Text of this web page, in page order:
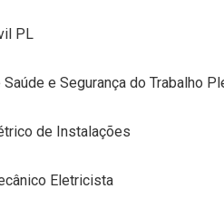
PL
Saúde e Segurança do Trabalho
de Instalações
Eletricista